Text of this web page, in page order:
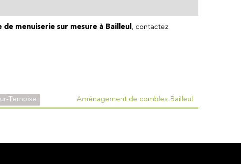
de menuiserie sur mesure à Bailleul, contactez
Ternoise Aménagement de combles Bailleul